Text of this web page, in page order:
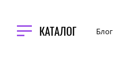
КАТАЛОГ Блог